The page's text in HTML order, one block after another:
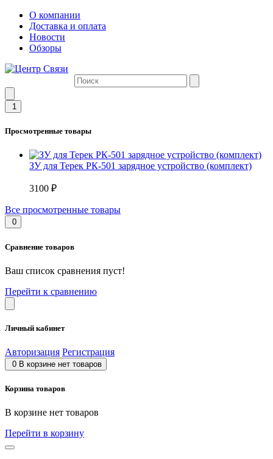
О компании
Доставка и оплата
Новости
Обзоры
1
Просмотренные товары
ЗУ для Терек РК-501 зарядное устройство (комплект)
3100 ₽
Все просмотренные товары
0
Сравнение товаров
Ваш список сравнения пуст!
Перейти к сравнению
Личный кабинет
Авторизация Регистрация
0 В корзине нет товаров
Корзина товаров
В корзине нет товаров
Перейти в корзину